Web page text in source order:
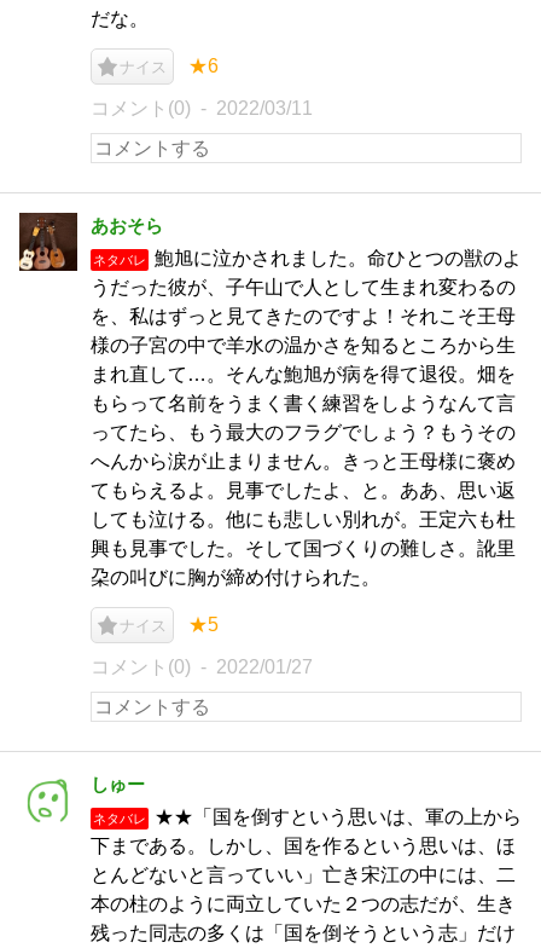
だな。
ナイス ★6
コメント(0) 2022/03/11
あおそら
ネタバレ
鮑旭に泣かされました。命ひとつの獣のよ
うだった彼が、子午山で人として生まれ変わるの
を、私はずっと見てきたのですよ！それこそ王母
様の子宮の中で羊水の温かさを知るところから生
まれ直して…。そんな鮑旭が病を得て退役。畑を
もらって名前をうまく書く練習をしようなんて言
ってたら、もう最大のフラグでしょう？もうその
へんから涙が止まりません。きっと王母様に褒め
てもらえるよ。見事でしたよ、と。ああ、思い返
しても泣ける。他にも悲しい別れが。王定六も杜
興も見事でした。そして国づくりの難しさ。訛里
朶の叫びに胸が締め付けられた。
ナイス ★5
コメント(0) 2022/01/27
しゅー
ネタバレ
★★「国を倒すという思いは、軍の上から
下まである。しかし、国を作るという思いは、ほ
とんどないと言っていい」亡き宋江の中には、二
本の柱のように両立していた２つの志だが、生き
残った同志の多くは「国を倒そうという志」だけ